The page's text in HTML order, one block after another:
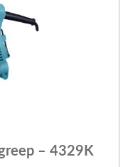
– 4329K